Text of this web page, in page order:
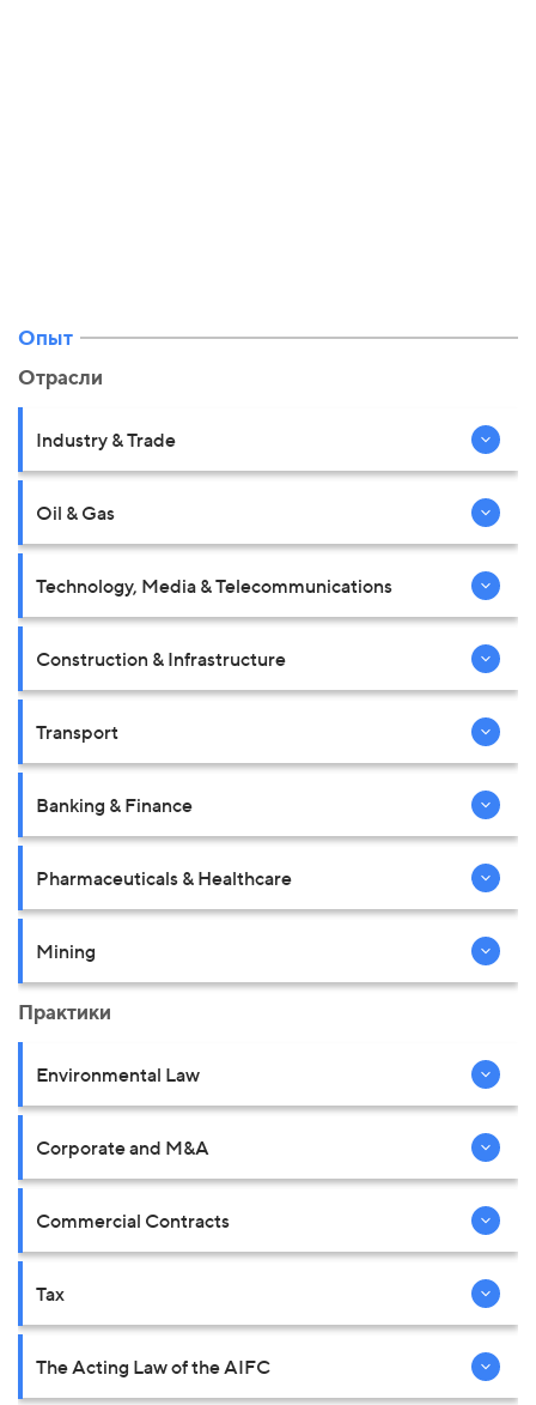
Опыт
Отрасли
Industry & Trade
Oil & Gas
Technology, Media & Telecommunications
Construction & Infrastructure
Transport
Banking & Finance
Pharmaceuticals & Healthcare
Mining
Практики
Environmental Law
Corporate and M&A
Commercial Contracts
Tax
The Acting Law of the AIFC